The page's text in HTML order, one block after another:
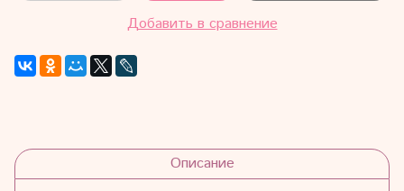
Добавить в сравнение
Описание